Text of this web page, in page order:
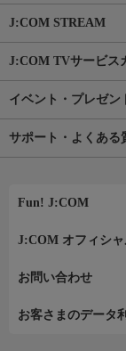
J:COM STREAM
J:COM TVサービス
イベント・プレゼン
サポート・よくある
Fun! J:COM
J:COM オフィシャ
お問い合わせ
お客さまのデータ